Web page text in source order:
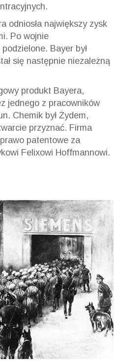
odniosła największy zysk
Po wojnie
Bayer był
się następnie niezależną
produkt Bayera,
jednego z pracowników
Chemik był Żydem,
przyznać. Firma
patentowe za
Felixowi Hoffmannowi.